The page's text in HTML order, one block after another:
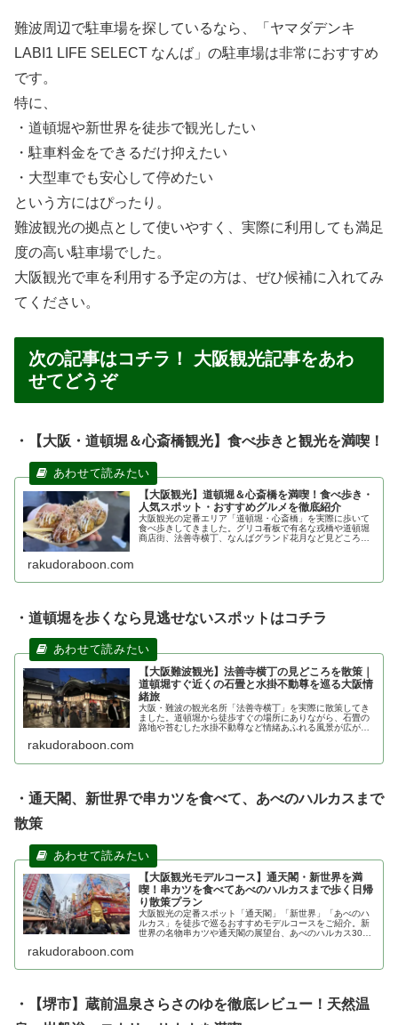
難波周辺で駐車場を探しているなら、「ヤマダデンキ
LABI1 LIFE SELECT なんば」の駐車場は非常におすすめ
です。
特に、
・道頓堀や新世界を徒歩で観光したい
・駐車料金をできるだけ抑えたい
・大型車でも安心して停めたい
という方にはぴったり。
難波観光の拠点として使いやすく、実際に利用しても満足
度の高い駐車場でした。
大阪観光で車を利用する予定の方は、ぜひ候補に入れてみ
てください。
次の記事はコチラ！ 大阪観光記事をあわ
せてどうぞ
・【大阪・道頓堀＆心斎橋観光】食べ歩きと観光を満喫！
【大阪観光】道頓堀＆心斎橋を満喫！食べ歩き・
人気スポット・おすすめグルメを徹底紹介
大阪観光の定番エリア「道頓堀・心斎橋」を実際に歩いて
食べ歩きしてきました。グリコ看板で有名な戎橋や道頓堀
商店街、法善寺横丁、なんばグランド花月など見どころを
rakudoraboon.com
・道頓堀を歩くなら見逃せないスポットはコチラ
【大阪難波観光】法善寺横丁の見どころを散策｜
道頓堀すぐ近くの石畳と水掛不動尊を巡る大阪情
緒旅
大阪・難波の観光名所「法善寺横丁」を実際に散策してき
ました。道頓堀から徒歩すぐの場所にありながら、石畳の
路地や苔むした水掛不動尊など情緒あふれる風景が広がり
rakudoraboon.com
・通天閣、新世界で串カツを食べて、あべのハルカスまで
散策
【大阪観光モデルコース】通天閣・新世界を満
喫！串カツを食べてあべのハルカスまで歩く日帰
り散策プラン
大阪観光の定番スポット「通天閣」「新世界」「あべのハ
ルカス」を徒歩で巡るおすすめモデルコースをご紹介。新
世界の名物串カツや通天閣の展望台、あべのハルカス300
rakudoraboon.com
・【堺市】蔵前温泉さらさのゆを徹底レビュー！天然温